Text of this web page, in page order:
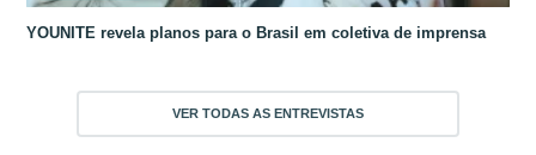
YOUNITE revela planos para o Brasil em coletiva de imprensa
VER TODAS AS ENTREVISTAS